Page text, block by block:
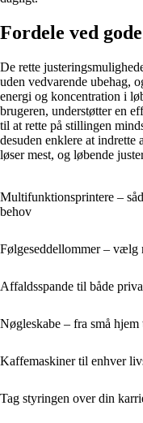
Fordele ved
De rette
uden vedvarende ubehag,
energi og koncentration i
brugeren, understøtter en
til at rette på stillingen
desuden enklere at indrette
løser mest, og løbende
Multifunktionsprintere –
behov
Følgeseddellommer – vælg
Affaldsspande til både
Nøgleskabe – fra små
Kaffemaskiner til enhver
Tag styringen over din